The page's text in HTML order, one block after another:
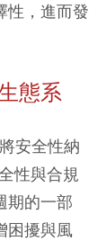
性，進而發
態系
安全性納
性與合規
期的一部
困擾與風